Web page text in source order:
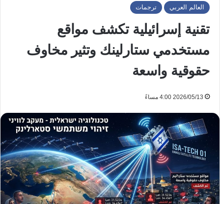
العالم العربي ترجمات
تقنية إسرائيلية تكشف مواقع
مستخدمي ستارلينك وتثير مخاوف
حقوقية واسعة
2026/05/13 4:00 مساءً